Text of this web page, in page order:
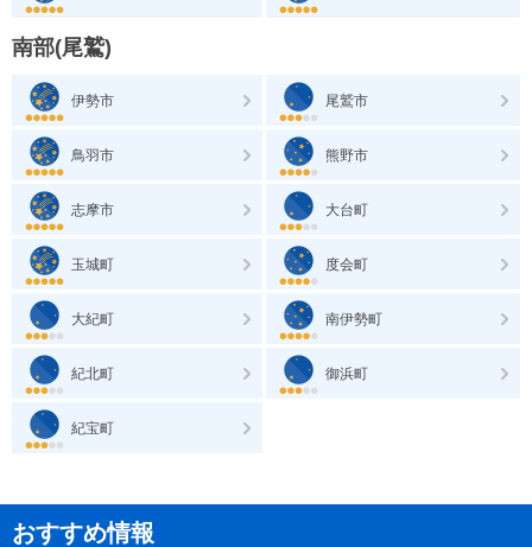
南部(尾鷲)
伊勢市 尾鷲市
鳥羽市 熊野市
志摩市 大台町
玉城町 度会町
大紀町 南伊勢町
紀北町 御浜町
紀宝町
おすすめ情報